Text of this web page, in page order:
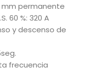
permanente
60 %: 320 A
y descenso de
frecuencia